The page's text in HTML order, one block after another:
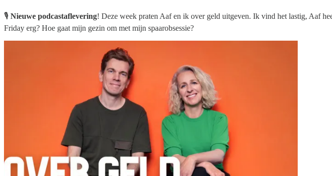
🎙️ Nieuwe podcastaflevering! Deze week praten Aaf en ik over geld uitgeven. Ik vind het lastig, Aaf
Friday erg? Hoe gaat mijn gezin om met mijn spaarobsessie?